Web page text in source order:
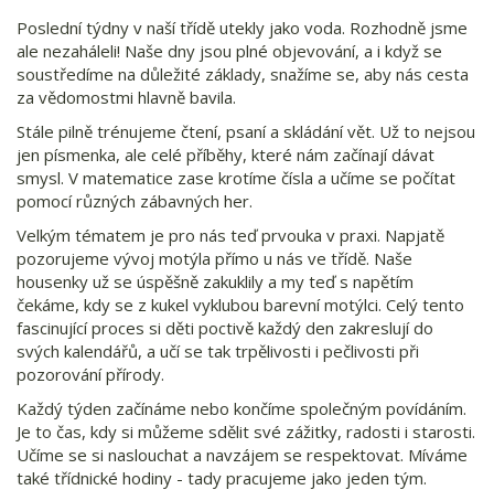
Poslední týdny v naší třídě utekly jako voda. Rozhodně jsme
ale nezaháleli! Naše dny jsou plné objevování, a i když se
soustředíme na důležité základy, snažíme se, aby nás cesta
za vědomostmi hlavně bavila.
Stále pilně trénujeme čtení, psaní a skládání vět. Už to nejsou
jen písmenka, ale celé příběhy, které nám začínají dávat
smysl. V matematice zase krotíme čísla a učíme se počítat
pomocí různých zábavných her.
Velkým tématem je pro nás teď prvouka v praxi. Napjatě
pozorujeme vývoj motýla přímo u nás ve třídě. Naše
housenky už se úspěšně zakuklily a my teď s napětím
čekáme, kdy se z kukel vyklubou barevní motýlci. Celý tento
fascinující proces si děti poctivě každý den zakreslují do
svých kalendářů, a učí se tak trpělivosti i pečlivosti při
pozorování přírody.
Každý týden začínáme nebo končíme společným povídáním.
Je to čas, kdy si můžeme sdělit své zážitky, radosti i starosti.
Učíme se si naslouchat a navzájem se respektovat. Míváme
také třídnické hodiny - tady pracujeme jako jeden tým.